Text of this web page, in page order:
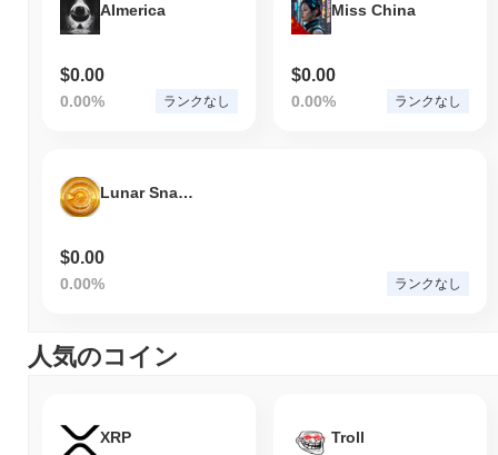
AImerica
$0.00
0.00% ランクなし
Miss China
$0.00
0.00% ランクなし
Lunar Snake Coin
$0.00
0.00% ランクなし
人気のコイン
XRP Troll